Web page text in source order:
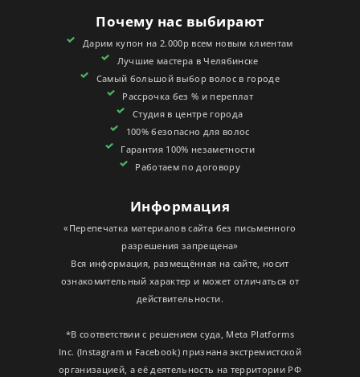
Почему нас выбирают
Дарим купон на 2.000р всем новым клиентам
Лучшие мастера в Челябинске
Самый большой выбор волос в городе
Рассрочка без % и переплат
Студия в центре города
100% безопасно для волос
Гарантия 100% незаметности
Работаем по договору
Информация
«Перепечатка материалов сайта без письменного
разрешения запрещена»
Вся информация, размещённая на сайте, носит
ознакомительный характер и может отличаться от
действительности.
*В соответствии с решением суда, Meta Platforms
Inc. (Instagram и Facebook) признана экстремистской
организацией, а её деятельность на территории РФ